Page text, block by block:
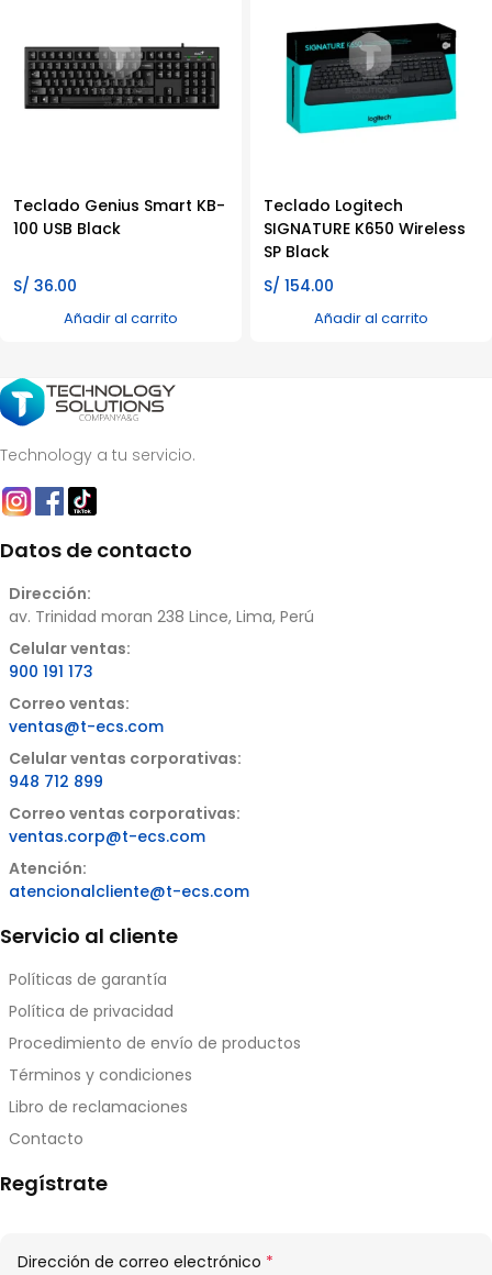
Teclado Genius Smart KB-
100 USB Black
S/ 36.00
Añadir al carrito
Teclado Logitech
SIGNATURE K650 Wireless
SP Black
S/ 154.00
Añadir al carrito
Technology a tu servicio.
Datos de contacto
Dirección:
av. Trinidad moran 238 Lince, Lima, Perú
Celular ventas:
900 191 173
Correo ventas:
ventas@t-ecs.com
Celular ventas corporativas:
948 712 899
Correo ventas corporativas:
ventas.corp@t-ecs.com
Atención:
atencionalcliente@t-ecs.com
Servicio al cliente
Políticas de garantía
Política de privacidad
Procedimiento de envío de productos
Términos y condiciones
Libro de reclamaciones
Contacto
Regístrate
Dirección de correo electrónico *